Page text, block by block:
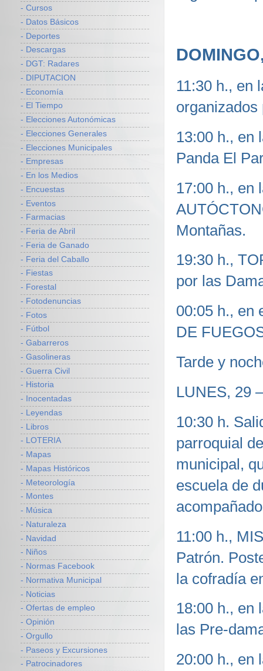
11:30 h., en
13:00 h., en
Panda El
17:00 h., en
Montañas.
19:30 h.,
por las
00:05 h., en
DE
Tarde y
LUNES, 29
10:30 h.
parroquial
municipal,
escuela de
11:00 h.,
Patrón.
la cofradía
18:00 h., en
las Pre-
20:00 h., en
- Cursos
- Datos Básicos
- Deportes
- Descargas
- DGT: Radares
- DIPUTACION
- Economía
- El Tiempo
- Elecciones Autonómicas
- Elecciones Generales
- Elecciones Municipales
- Empresas
- En los Medios
- Encuestas
- Eventos
- Farmacias
- Feria de Abril
- Feria de Ganado
- Feria del Caballo
- Fiestas
- Forestal
- Fotodenuncias
- Fotos
- Fútbol
- Gabarreros
- Gasolineras
- Guerra Civil
- Historia
- Inocentadas
- Leyendas
- Libros
- LOTERIA
- Mapas
- Mapas Históricos
- Meteorología
- Montes
- Música
- Naturaleza
- Navidad
- Niños
- Normas Facebook
- Normativa Municipal
- Noticias
- Ofertas de empleo
- Opinión
- Orgullo
- Paseos y Excursiones
- Patrocinadores